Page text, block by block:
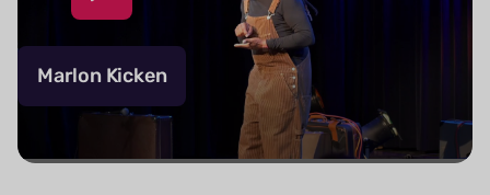
Marlon Kicken